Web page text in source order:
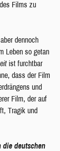
Films zu
dennoch
Leben so getan
ist furchtbar
dass der Film
und
Film, der auf
Tragik und
die deutschen